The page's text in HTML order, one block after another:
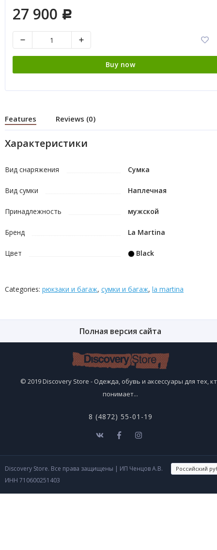
27 900 Р
Buy now
Features Reviews (0)
Характеристики
Вид снаряжения Сумка
Вид сумки Наплечная
Принадлежность мужской
Бренд La Martina
Цвет Black
Categories: рюкзаки и багаж, сумки и багаж, la martina
Полная версия сайта
© 2019 Discovery Store - Одежда, обувь и аксессуары для тех,
понимает...
8 (4872) 55-01-19
Discovery Store. Все права защищены | ИП Ченцов А.В.
ИНН 710600251403